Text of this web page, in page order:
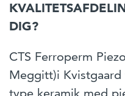
DIG?
CTS Ferroperm
Meggitt)i
type keramik med